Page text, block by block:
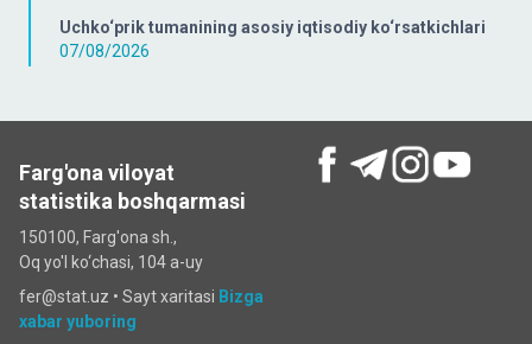
Uchko‘prik tumanining asosiy iqtisodiy ko‘rsatkichlari
07/08/2026
Farg'ona viloyat
statistika boshqarmasi
150100, Farg'ona sh.,
Oq yo'l ko‘chаsi, 104 a-uy
fer@stat.uz • Sayt xaritasi Bizga
xabar yuboring